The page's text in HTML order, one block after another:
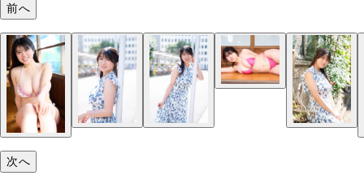
前へ
次へ